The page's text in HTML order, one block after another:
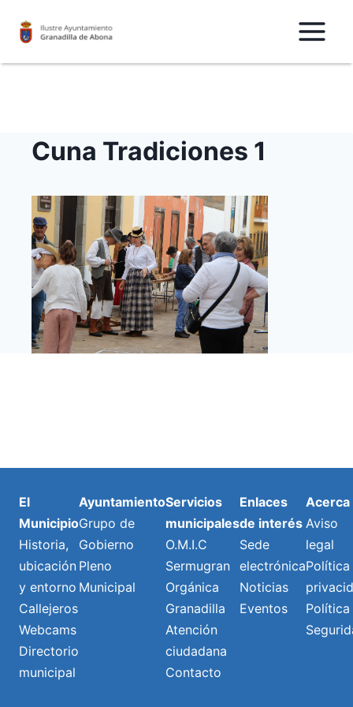
Cuna Tradiciones 1
El
Municipio
Historia,
ubicación
y entorno
Callejeros
Webcams
Directorio
municipal
Ayuntamiento
Grupo de
Gobierno
Pleno
Municipal
Servicios
municipales
O.M.I.C
Sermugran
Orgánica
Granadilla
Atención
ciudadana
Contacto
Enlaces
de interés
Sede
electrónica
Noticias
Eventos
Acerca
Aviso
legal
Política
Política